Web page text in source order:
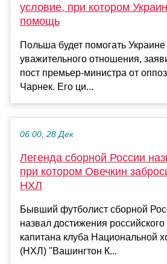
условие, при котором
помощь
Польша будет помогать Украине
уважительного отношения,
пост премьер-министра от
Чарнек. Его ци...
06:00, 28 Дек
Легенда сборной России
при котором Овечкин
НХЛ
Бывший футболист сборной
назвал достижения
капитана клуба Национальной
(НХЛ) "Вашингтон К...